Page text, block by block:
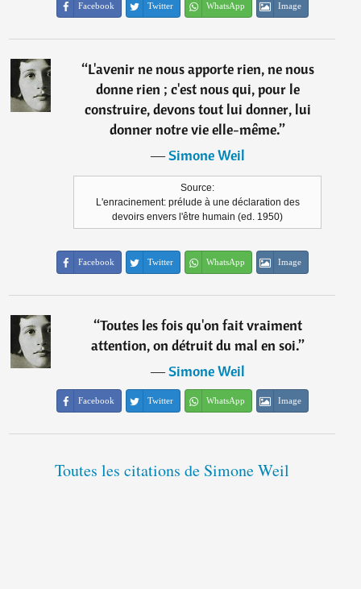
Facebook Twitter WhatsApp Image
“L'avenir ne nous apporte rien, ne nous
donne rien ; c'est nous qui, pour le
construire, devons tout lui donner, lui
donner notre vie elle-même.”
―Simone Weil
Source:
L'enracinement: prélude à une déclaration des
devoirs envers l'être humain (ed. 1950)
Facebook Twitter WhatsApp Image
“Toutes les fois qu'on fait vraiment
attention, on détruit du mal en soi.”
―Simone Weil
Facebook Twitter WhatsApp Image
Toutes les citations de Simone Weil